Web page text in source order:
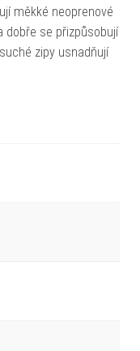
měkké neoprenové
dobře se přizpůsobují
zipy usnadňují